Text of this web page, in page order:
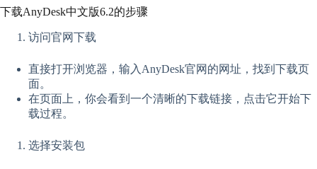
下载AnyDesk中文版6.2的步骤
访问官网下载
直接打开浏览器，输入AnyDesk官网的网址，找到下载页
面。
在页面上，你会看到一个清晰的下载链接，点击它开始下
载过程。
选择安装包